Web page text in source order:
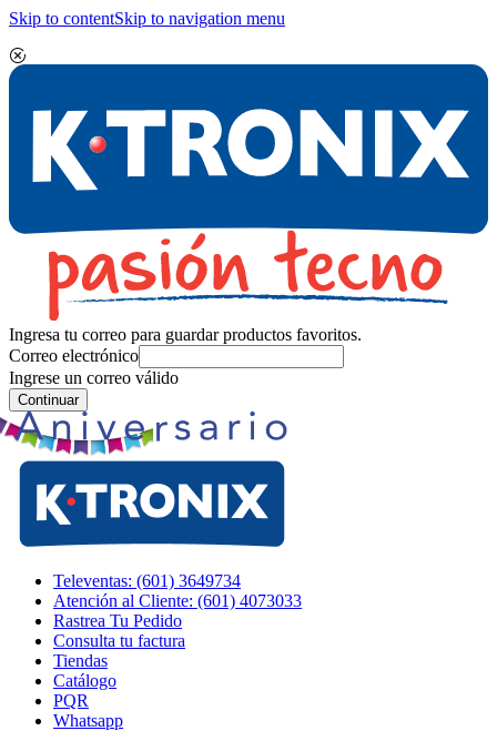
Skip to contentSkip to navigation menu
Ingresa tu correo para guardar productos favoritos.
Correo electrónico
Ingrese un correo válido
Continuar
Televentas: (601) 3649734
Atención al Cliente: (601) 4073033
Rastrea Tu Pedido
Consulta tu factura
Tiendas
Catálogo
PQR
Whatsapp